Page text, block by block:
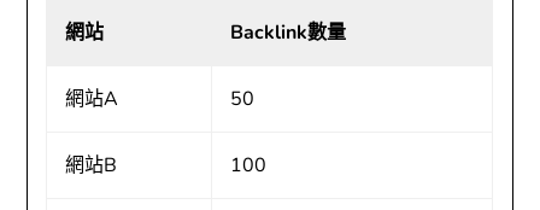
網站 Backlink數量
網站A 50
網站B 100